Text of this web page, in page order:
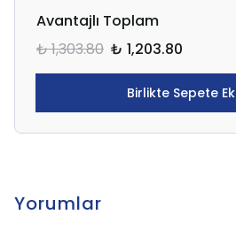
Avantajlı Toplam
₺ 1,303.80 ₺ 1,203.80
Birlikte Sepete
Yorumlar